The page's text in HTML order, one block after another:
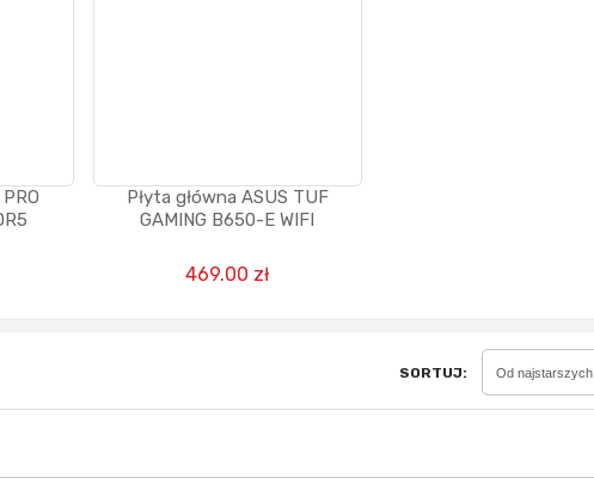
Płyta główna ASUS TUF
GAMING B650-E WIFI
469.00 zł
SORTUJ: Od najstarszych
Katalog nagród